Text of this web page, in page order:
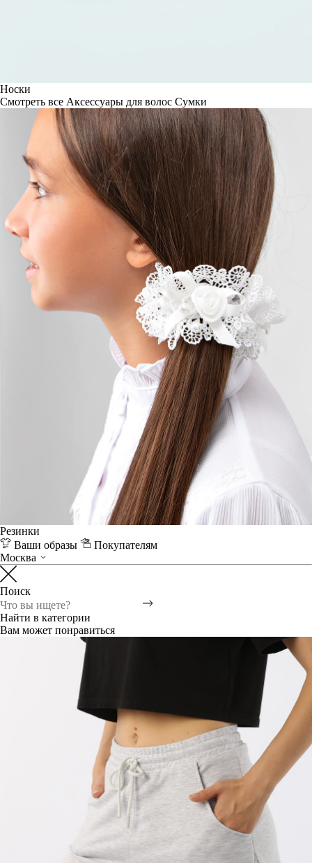
Носки
Смотреть все Аксессуары для волос Сумки
Резинки
Ваши образы
Покупателям
Москва
Поиск
Найти в категории
Вам может понравиться